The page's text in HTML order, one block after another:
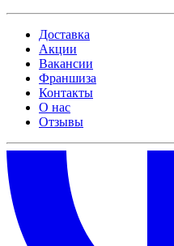
Доставка
Акции
Вакансии
Франшиза
Контакты
О нас
Отзывы